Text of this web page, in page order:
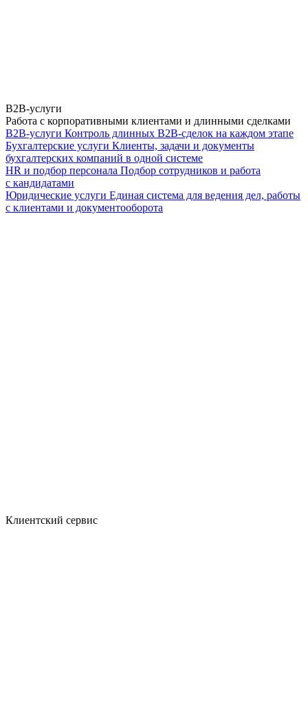
B2B-услуги
Работа с корпоративными клиентами и длинными сделками
B2B-услуги Контроль длинных B2B-сделок на каждом этапе
Бухгалтерские услуги Клиенты, задачи и документы
бухгалтерских компаний в одной системе
HR и подбор персонала Подбор сотрудников и работа
с кандидатами
Юридические услуги Единая система для ведения дел, работы
с клиентами и документооборота
Клиентский сервис